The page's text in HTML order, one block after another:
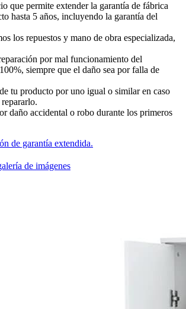
que permite extender la garantía de fábrica
hasta 5 años, incluyendo la garantía del
los repuestos y mano de obra especializada,
por mal funcionamiento del
siempre que el daño sea por falla de
tu producto por uno igual o similar en caso
daño accidental o robo durante los primeros
de garantía extendida.
de imágenes